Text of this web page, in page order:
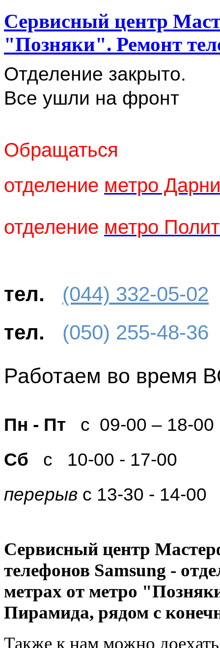
Сервисный центр
"Позняки". Ремонт
Отделение закрыто.
Все ушли на фронт
Обращаться
отделение метро
отделение метро
тел.
(044) 332-05-02
тел. (050) 255-48-36
Работаем во время
Пн - Пт с 09-00 – 18-00
Сб
с 10-00 - 17-00
перерыв с 13-30 - 14-00
Сервисный центр
телефонов Samsung -
метрах от метро
Пирамида, рядом с
Также к нам можно доехать